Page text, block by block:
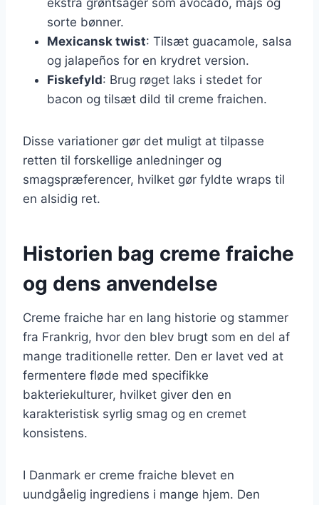
sorte bønner.
Mexicansk twist: Tilsæt guacamole, salsa
og jalapeños for en krydret version.
Fiskefyld: Brug røget laks i stedet for
bacon og tilsæt dild til creme fraichen.
Disse variationer gør det muligt at tilpasse
retten til forskellige anledninger og
smagspræferencer, hvilket gør fyldte wraps til
en alsidig ret.
Historien bag creme fraiche
og dens anvendelse
Creme fraiche har en lang historie og stammer
fra Frankrig, hvor den blev brugt som en del af
mange traditionelle retter. Den er lavet ved at
fermentere fløde med specifikke
bakteriekulturer, hvilket giver den en
karakteristisk syrlig smag og en cremet
konsistens.
I Danmark er creme fraiche blevet en
uundgåelig ingrediens i mange hjem. Den